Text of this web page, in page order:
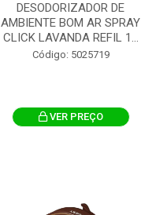
DESODORIZADOR DE
AMBIENTE BOM AR SPRAY
CLICK LAVANDA REFIL 1...
Código: 5025719
VER PREÇO